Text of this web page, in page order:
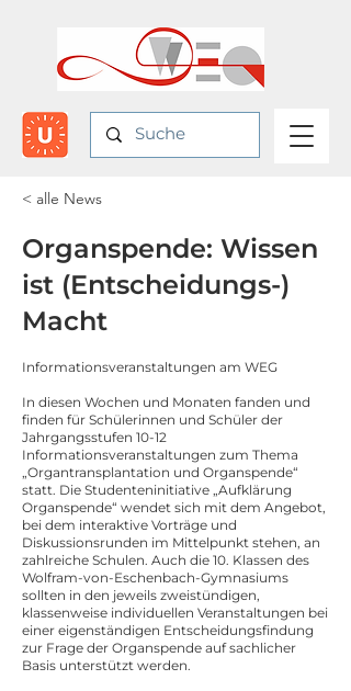
< alle News
Organspende: Wissen
ist (Entscheidungs-)
Macht
Informationsveranstaltungen am WEG
In diesen Wochen und Monaten fanden und
finden für Schülerinnen und Schüler der
Jahrgangsstufen 10-12
Informationsveranstaltungen zum Thema
„Organtransplantation und Organspende“
statt. Die Studenteninitiative „Aufklärung
Organspende“ wendet sich mit dem Angebot,
bei dem interaktive Vorträge und
Diskussionsrunden im Mittelpunkt stehen, an
zahlreiche Schulen. Auch die 10. Klassen des
Wolfram-von-Eschenbach-Gymnasiums
sollten in den jeweils zweistündigen,
klassenweise individuellen Veranstaltungen bei
einer eigenständigen Entscheidungsfindung
zur Frage der Organspende auf sachlicher
Basis unterstützt werden.